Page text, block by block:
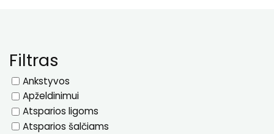
Filtras
Ankstyvos
Apželdinimui
Atsparios ligoms
Atsparios šalčiams